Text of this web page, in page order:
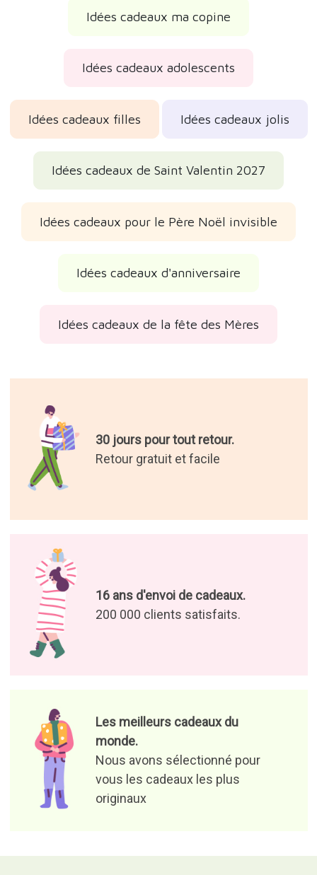
Idées cadeaux ma copine
Idées cadeaux adolescents
Idées cadeaux filles Idées cadeaux jolis
Idées cadeaux de Saint Valentin 2027
Idées cadeaux pour le Père Noël invisible
Idées cadeaux d'anniversaire
Idées cadeaux de la fête des Mères
30 jours pour tout retour.
Retour gratuit et facile
16 ans d'envoi de cadeaux.
200 000 clients satisfaits.
Les meilleurs cadeaux du
monde.
Nous avons sélectionné pour
vous les cadeaux les plus
originaux